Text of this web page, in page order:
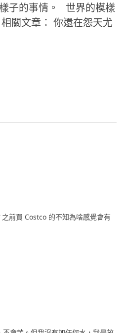
子的事情。 世界的模樣
關文章： 你還在怨天尤
前買 Costco 的不知為啥感覺會有